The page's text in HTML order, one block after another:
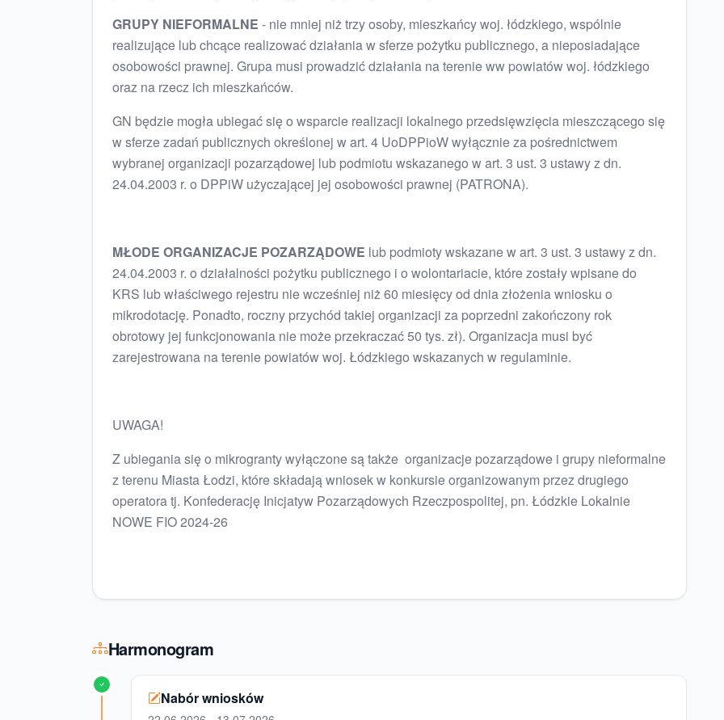
GRUPY NIEFORMALNE - nie mniej niż trzy osoby, mieszkańcy woj. łódzkiego, wspólnie
realizujące lub chcące realizować działania w sferze pożytku publicznego, a nieposiadające
osobowości prawnej. Grupa musi prowadzić działania na terenie ww powiatów woj. łódzkiego
oraz na rzecz ich mieszkańców.
GN będzie mogła ubiegać się o wsparcie realizacji lokalnego przedsięwzięcia mieszczącego się
w sferze zadań publicznych określonej w art. 4 UoDPPioW wyłącznie za pośrednictwem
wybranej organizacji pozarządowej lub podmiotu wskazanego w art. 3 ust. 3 ustawy z dn.
24.04.2003 r. o DPPiW użyczającej jej osobowości prawnej (PATRONA).
MŁODE ORGANIZACJE POZARZĄDOWE lub podmioty wskazane w art. 3 ust. 3 ustawy z dn.
24.04.2003 r. o działalności pożytku publicznego i o wolontariacie, które zostały wpisane do
KRS lub właściwego rejestru nie wcześniej niż 60 miesięcy od dnia złożenia wniosku o
mikrodotację. Ponadto, roczny przychód takiej organizacji za poprzedni zakończony rok
obrotowy jej funkcjonowania nie może przekraczać 50 tys. zł). Organizacja musi być
zarejestrowana na terenie powiatów woj. Łódzkiego wskazanych w regulaminie.
UWAGA!
Z ubiegania się o mikrogranty wyłączone są także organizacje pozarządowe i grupy nieformalne
z terenu Miasta Łodzi, które składają wniosek w konkursie organizowanym przez drugiego
operatora tj. Konfederację Inicjatyw Pozarządowych Rzeczpospolitej, pn. Łódzkie Lokalnie
NOWE FIO 2024-26
Harmonogram
Nabór wniosków